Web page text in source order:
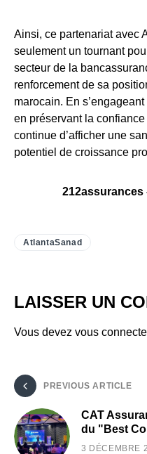
Ainsi, ce partenariat avec
seulement un tournant
secteur de la
renforcement de sa
marocain. En
en préservant la
continue d’afficher une
potentiel de croissance
212assurances
AtlantaSanad
LAISSER UN
Vous devez vous
PREVIOUS ARTICLE
CAT
du "Best
3 DÉCEMBRE